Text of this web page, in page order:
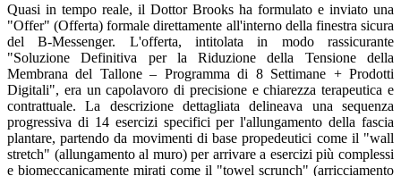
Quasi in tempo reale, il Dottor Brooks ha formulato e inviato una
"Offer" (Offerta) formale direttamente all'interno della finestra sicura
del B-Messenger. L'offerta, intitolata in modo rassicurante
"Soluzione Definitiva per la Riduzione della Tensione della
Membrana del Tallone – Programma di 8 Settimane + Prodotti
Digitali", era un capolavoro di precisione e chiarezza terapeutica e
contrattuale. La descrizione dettagliata delineava una sequenza
progressiva di 14 esercizi specifici per l'allungamento della fascia
plantare, partendo da movimenti di base propedeutici come il "wall
stretch" (allungamento al muro) per arrivare a esercizi più complessi
e biomeccanicamente mirati come il "towel scrunch" (arricciamento